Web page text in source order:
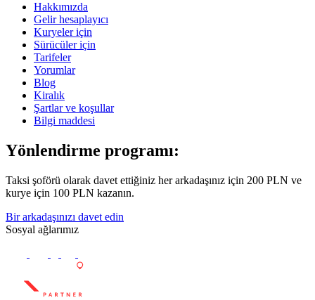
Hakkımızda
Gelir hesaplayıcı
Kuryeler için
Sürücüler için
Tarifeler
Yorumlar
Blog
Kiralık
Şartlar ve koşullar
Bilgi maddesi
Yönlendirme programı:
Taksi şoförü olarak davet ettiğiniz her arkadaşınız için 200 PLN ve
kurye için 100 PLN kazanın.
Bir arkadaşınızı davet edin
Sosyal ağlarımız